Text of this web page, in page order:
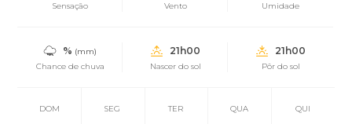
Sensação Vento Umidade
% (mm)
Chance de chuva
21h00
Nascer do sol
21h00
Pôr do sol
DOM SEG TER QUA QUI